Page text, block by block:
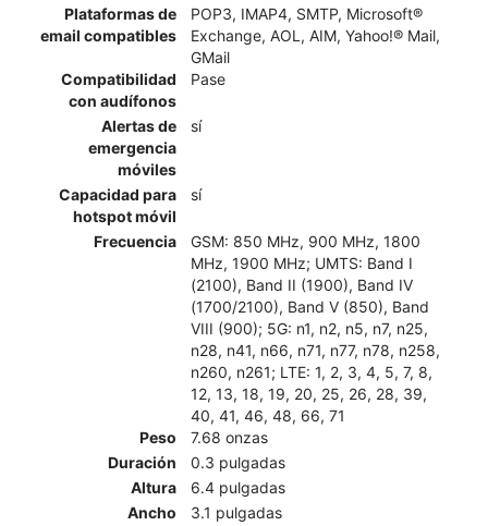
Plataformas de
email compatibles
POP3, IMAP4, SMTP, Microsoft®
Exchange, AOL, AIM, Yahoo!® Mail,
GMail
Compatibilidad
con audífonos
Pase
Alertas de
emergencia
móviles
sí
Capacidad para
hotspot móvil
sí
Frecuencia
GSM: 850 MHz, 900 MHz, 1800
MHz, 1900 MHz; UMTS: Band I
(2100), Band II (1900), Band IV
(1700/2100), Band V (850), Band
VIII (900); 5G: n1, n2, n5, n7, n25,
n28, n41, n66, n71, n77, n78, n258,
n260, n261; LTE: 1, 2, 3, 4, 5, 7, 8,
12, 13, 18, 19, 20, 25, 26, 28, 39,
40, 41, 46, 48, 66, 71
Peso
7.68 onzas
Duración
0.3 pulgadas
Altura
6.4 pulgadas
Ancho
3.1 pulgadas